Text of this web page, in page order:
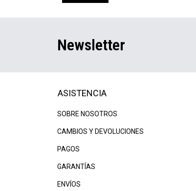
Newsletter
ASISTENCIA
SOBRE NOSOTROS
CAMBIOS Y DEVOLUCIONES
PAGOS
GARANTÍAS
ENVÍOS